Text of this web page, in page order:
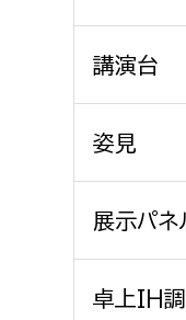
講演台
姿見
展示パネ
卓上IH